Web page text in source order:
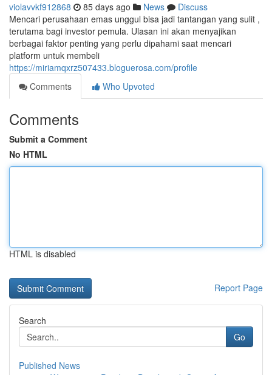
violavvkf912868 85 days ago News
Discuss
Mencari perusahaan emas unggul bisa jadi tantangan yang sulit ,
terutama bagi investor pemula. Ulasan ini akan menyajikan
berbagai faktor penting yang perlu dipahami saat mencari
platform untuk membeli
https://miriamqxrz507433.bloguerosa.com/profile
Comments
Who Upvoted
Comments
Submit a Comment
No HTML
HTML is disabled
Report Page
Search
Go
Published News